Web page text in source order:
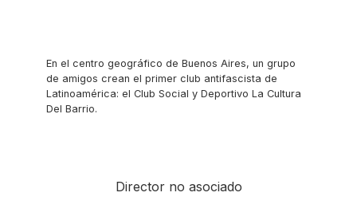
En el centro geográfico de Buenos Aires, un grupo
de amigos crean el primer club antifascista de
Latinoamérica: el Club Social y Deportivo La Cultura
Del Barrio.
Director no asociado